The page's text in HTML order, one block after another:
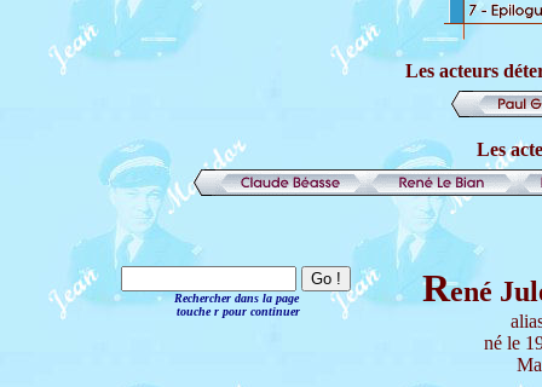
Les acteurs
Les
Rechercher dans la page
touche r pour continuer
René
né le